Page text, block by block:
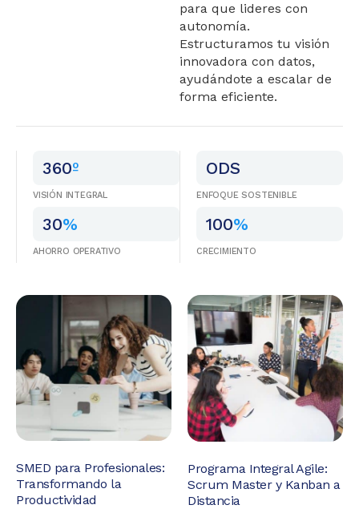
para que lideres con
autonomía.
Estructuramos tu visión
innovadora con datos,
ayudándote a escalar de
forma eficiente.
360º
VISIÓN INTEGRAL
ODS
ENFOQUE SOSTENIBLE
30%
AHORRO OPERATIVO
100%
CRECIMIENTO
SMED para Profesionales:
Transformando la
Productividad
Programa Integral Agile:
Scrum Master y Kanban a
Distancia